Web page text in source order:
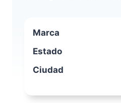
Marca
Estado
Ciudad